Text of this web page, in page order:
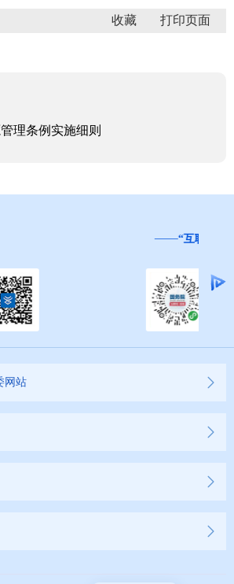
收藏
理条例实施细则
网站